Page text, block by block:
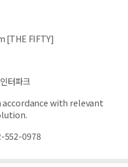
[THE FIFTY]
터파크
accordance with relevant
552-0978